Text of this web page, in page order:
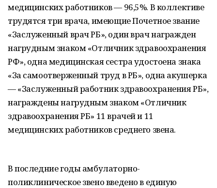
медицинских работников — 96,5%. В коллективе
трудятся три врача, имеющие Почетное звание
«Заслуженный врач РБ», один врач награжден
нагрудным знаком «Отличник здравоохранения
РФ», одна медицинская сестра удостоена знака
«За самоотверженный труд в РБ», одна акушерка
— «Заслуженный работник здравоохранения РБ»,
награждены нагрудным знаком «Отличник
здравоохранения РБ» 11 врачей и 11
медицинских работников среднего звена.
В последние годы амбулаторно-
поликлиническое звено введено в единую